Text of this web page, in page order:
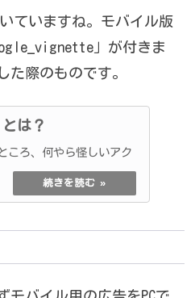
ていますね。モバイル版
」が付きま
た際のものです。
は？
ころ、何やら怪しいアク